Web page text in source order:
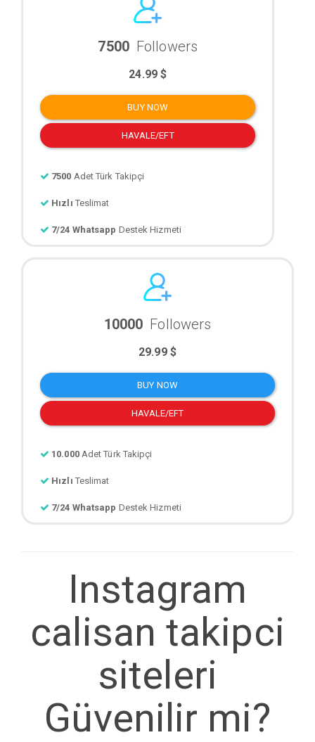
7500 Followers
24.99 $
BUY NOW
HAVALE/EFT
7500 Adet Türk Takipçi
Hızlı Teslimat
7/24 Whatsapp Destek Hizmeti
10000 Followers
29.99 $
BUY NOW
HAVALE/EFT
10.000 Adet Türk Takipçi
Hızlı Teslimat
7/24 Whatsapp Destek Hizmeti
Instagram
calisan takipci
siteleri
Güvenilir mi?